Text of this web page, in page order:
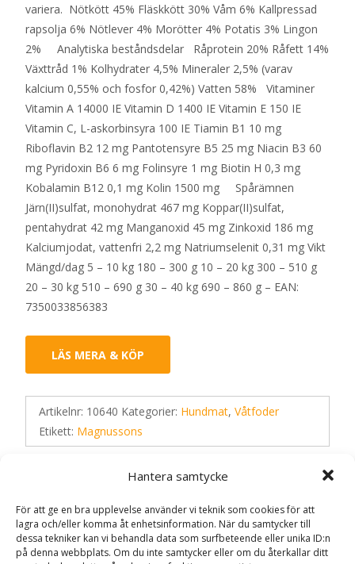
Hantera samtycke
För att ge en bra upplevelse använder vi teknik som cookies för att
lagra och/eller komma åt enhetsinformation. När du samtycker till
dessa tekniker kan vi behandla data som surfbeteende eller unika ID:n
på denna webbplats. Om du inte samtycker eller om du återkallar ditt
variera. Nötkött 45% Fläskkött 30% Våm 6% Kallpressad
rapsolja 6% Nötlever 4% Morötter 4% Potatis 3% Lingon
2% Analytiska beståndsdelar Råprotein 20% Råfett 14%
Växttråd 1% Kolhydrater 4,5% Mineraler 2,5% (varav
kalcium 0,55% och fosfor 0,42%) Vatten 58% Vitaminer
Vitamin A 14000 IE Vitamin D 1400 IE Vitamin E 150 IE
Vitamin C, L-askorbinsyra 100 IE Tiamin B1 10 mg
Riboflavin B2 12 mg Pantotensyre B5 25 mg Niacin B3 60
mg Pyridoxin B6 6 mg Folinsyre 1 mg Biotin H 0,3 mg
Kobalamin B12 0,1 mg Kolin 1500 mg Spårämnen
Järn(II)sulfat, monohydrat 467 mg Koppar(II)sulfat,
pentahydrat 42 mg Manganoxid 45 mg Zinkoxid 186 mg
Kalciumjodat, vattenfri 2,2 mg Natriumselenit 0,31 mg Vikt
Mängd/dag 5 – 10 kg 180 – 300 g 10 – 20 kg 300 – 510 g
20 – 30 kg 510 – 690 g 30 – 40 kg 690 – 860 g – EAN:
7350033856383
LÄS MERA & KÖP
Artikelnr: 10640 Kategorier: Hundmat, Våtfoder
Etikett: Magnussons
Recensioner (0)
Recensioner